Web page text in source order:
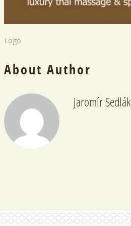
Logo
About Author
Jaromír Sedlák